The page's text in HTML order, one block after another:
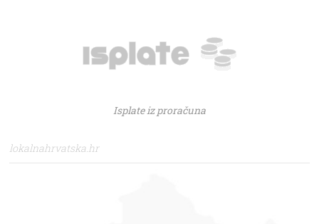
Isplate iz proračuna
lokalnahrvatska.hr